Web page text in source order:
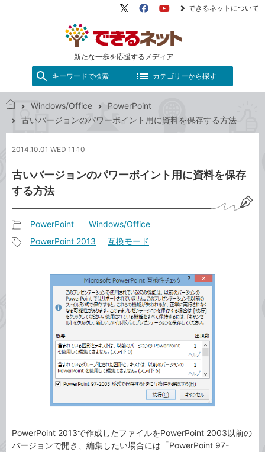
新たな一歩を応援するメディア
X（旧
FacebookYouTube
できるネットについて
キーワードで検索 カテゴリーから探す
き
ネ
ト
Windows/Office
PowerPoint
古いバージョンのパワーポイント用に資料を保存する方法
2014.10.01 WED 11:10
古いバージョンのパワーポイント用に資料を保存
する方法
事
PowerPoint Windows/Office
PowerPoint 2013 互換モード
PowerPoint 2013で作成したファイルをPowerPoint 2003以前の
バージョンで開き、編集したい場合には「PowerPoint 97-